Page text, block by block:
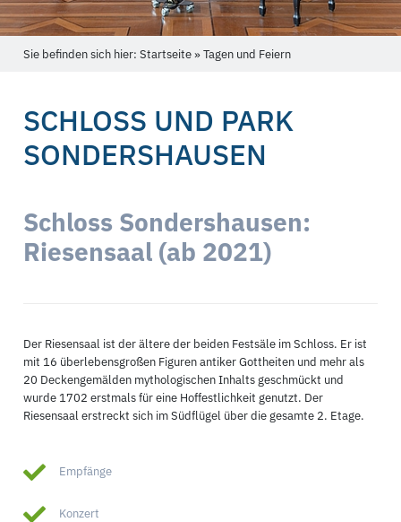
Sie befinden sich hier: Startseite » Tagen und Feiern
SCHLOSS UND PARK
SONDERSHAUSEN
Schloss Sondershausen:
Riesensaal (ab 2021)
Der Riesensaal ist der ältere der beiden Festsäle im Schloss. Er ist
mit 16 überlebensgroßen Figuren antiker Gottheiten und mehr als
20 Deckengemälden mythologischen Inhalts geschmückt und
wurde 1702 erstmals für eine Hoffestlichkeit genutzt. Der
Riesensaal erstreckt sich im Südflügel über die gesamte 2. Etage.
Empfänge
Konzert